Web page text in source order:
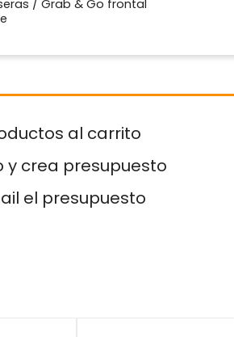
/ Grab & Go frontal
al carrito
y crea presupuesto
el presupuesto